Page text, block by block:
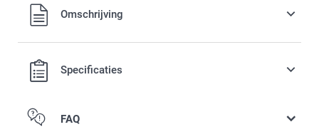
Alle prijzen zijn in EURO (€) inclusief BTW en exclusief
verzendkosten.Omschrijving
Specificaties
FAQ